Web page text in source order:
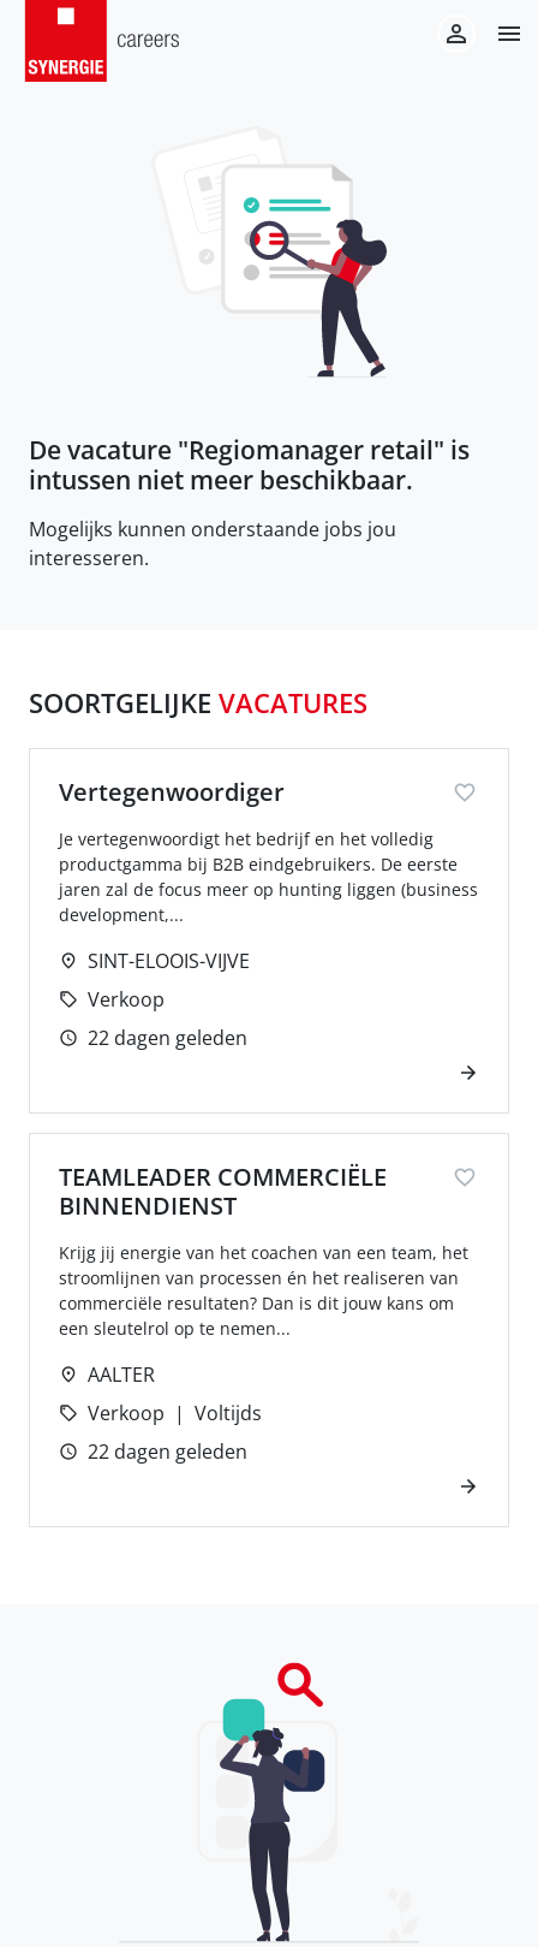
De vacature "Regiomanager retail" is
intussen niet meer beschikbaar.
Mogelijks kunnen onderstaande jobs jou
interesseren.
SOORTGELIJKE VACATURES
Vertegenwoordiger
Je vertegenwoordigt het bedrijf en het volledig
productgamma bij B2B eindgebruikers. De eerste
jaren zal de focus meer op hunting liggen (business
development,...
SINT-ELOOIS-VIJVE
Verkoop
22 dagen geleden
TEAMLEADER COMMERCIËLE
BINNENDIENST
Krijg jij energie van het coachen van een team, het
stroomlijnen van processen én het realiseren van
commerciële resultaten? Dan is dit jouw kans om
een sleutelrol op te nemen...
AALTER
Verkoop
Voltijds
22 dagen geleden